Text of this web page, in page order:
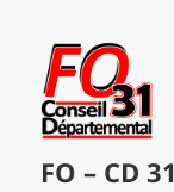
FO – CD 31